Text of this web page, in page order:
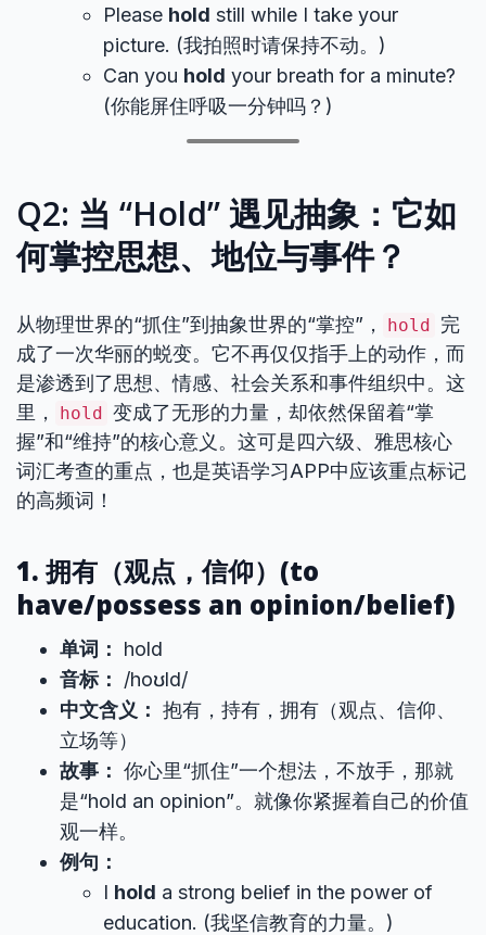
Please hold still while I take your
picture. (我拍照时请保持不动。)
Can you hold your breath for a minute?
(你能屏住呼吸一分钟吗？)
Q2: 当 “Hold” 遇见抽象：它如
何掌控思想、地位与事件？
从物理世界的“抓住”到抽象世界的“掌控”， hold 完
成了一次华丽的蜕变。它不再仅仅指手上的动作，而
是渗透到了思想、情感、社会关系和事件组织中。这
里，
hold 变成了无形的力量，却依然保留着“掌
握”和“维持”的核心意义。这可是四六级、雅思核心
词汇考查的重点，也是英语学习APP中应该重点标记
的高频词！
1. 拥有（观点，信仰）(to
have/possess an opinion/belief)
单词：
hold
音标：
/hoʊld/
中文含义： 抱有，持有，拥有（观点、信仰、
立场等）
故事： 你心里“抓住”一个想法，不放手，那就
是“hold an opinion”。就像你紧握着自己的价值
观一样。
例句：
I hold a strong belief in the power of
education. (我坚信教育的力量。)